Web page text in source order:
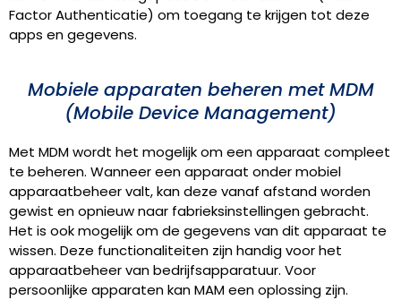
Factor Authenticatie) om toegang te krijgen tot deze
apps en gegevens.
Mobiele apparaten beheren met MDM
(Mobile Device Management)
Met MDM wordt het mogelijk om een apparaat compleet
te beheren. Wanneer een apparaat onder mobiel
apparaatbeheer valt, kan deze vanaf afstand worden
gewist en opnieuw naar fabrieksinstellingen gebracht.
Het is ook mogelijk om de gegevens van dit apparaat te
wissen. Deze functionaliteiten zijn handig voor het
apparaatbeheer van bedrijfsapparatuur. Voor
persoonlijke apparaten kan MAM een oplossing zijn.